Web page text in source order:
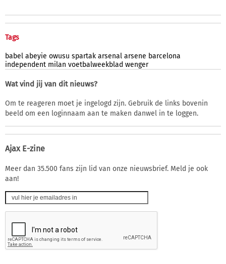
Tags
babel abeyie owusu spartak arsenal arsene barcelona
independent milan voetbalweekblad wenger
Wat vind jij van dit nieuws?
Om te reageren moet je ingelogd zijn. Gebruik de links bovenin
beeld om een loginnaam aan te maken danwel in te loggen.
Ajax E-zine
Meer dan 35.500 fans zijn lid van onze nieuwsbrief. Meld je ook
aan!